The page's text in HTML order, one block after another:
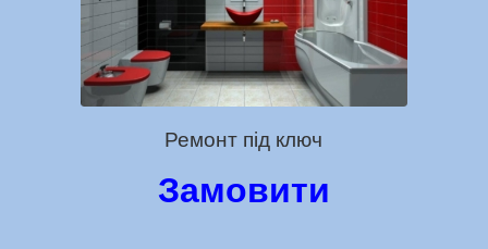
Ремонт під ключ
Замовити